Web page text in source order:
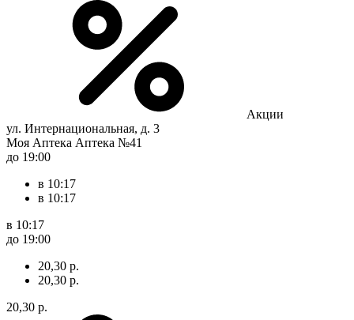
Акции
ул. Интернациональная, д. 3
Моя Аптека Аптека №41
до 19:00
в 10:17
в 10:17
в 10:17
до 19:00
20,30 р.
20,30 р.
20,30 р.